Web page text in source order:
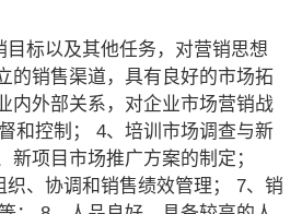
目标以及其他任务，对营销思想
的销售渠道，具有良好的市场拓
内外部关系，对企业市场营销战
和控制； 4、培训市场调查与新
新项目市场推广方案的制定；
、协调和销售绩效管理； 7、销